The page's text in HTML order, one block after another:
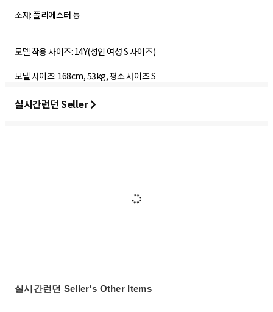
소재: 폴리에스터 등
모델 착용 사이즈: 14Y(성인 여성 S 사이즈)
모델 사이즈: 168cm, 53kg, 평소 사이즈 S
실시간런던 Seller
실시간런던 Seller's Other Items